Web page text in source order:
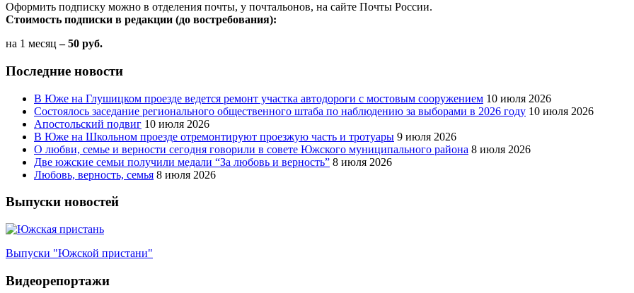
Оформить подписку можно в отделения почты, у почтальонов, на сайте Почты России.
Стоимость подписки в редакции (до востребования):
на 1 месяц – 50 руб.
Последние новости
В Юже на Глушицком проезде ведется ремонт участка автодороги с мостовым сооружением 10 июля 2026
Состоялось заседание регионального общественного штаба по наблюдению за выборами в 2026 году 10 июля 2026
Апостольский подвиг 10 июля 2026
В Юже на Школьном проезде отремонтируют проезжую часть и тротуары 9 июля 2026
О любви, семье и верности сегодня говорили в совете Южского муниципального района 8 июля 2026
Две южские семьи получили медали “За любовь и верность” 8 июля 2026
Любовь, верность, семья 8 июля 2026
Выпуски новостей
Выпуски "Южской пристани"
Видеорепортажи